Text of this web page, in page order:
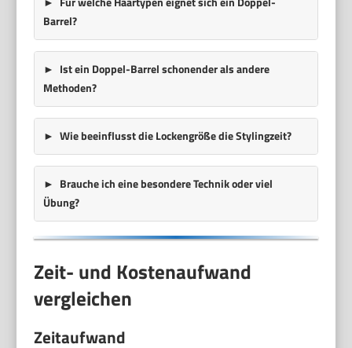
Barrel?
Ist ein Doppel-Barrel schonender als andere
Methoden?
Wie beeinflusst die Lockengröße die Stylingzeit?
Brauche ich eine besondere Technik oder viel
Übung?
Zeit- und Kostenaufwand
vergleichen
Zeitaufwand